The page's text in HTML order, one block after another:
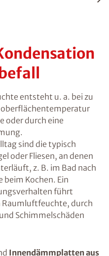
entsteht u. a. bei zu
oder durch eine
sind die typisch
oder Fliesen, an denen
z. B. im Bad nach
beim Kochen. Ein
führt
Raumluftfeuchte, durch
Schimmelschäden
Innendämmplatten aus